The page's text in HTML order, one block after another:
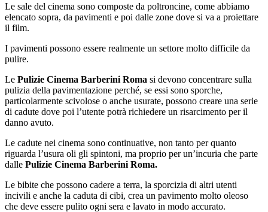
Le sale del cinema sono composte da poltroncine, come abbiamo
elencato sopra, da pavimenti e poi dalle zone dove si va a proiettare
il film.
I pavimenti possono essere realmente un settore molto difficile da
pulire.
Le Pulizie Cinema Barberini Roma si devono concentrare sulla
pulizia della pavimentazione perché, se essi sono sporche,
particolarmente scivolose o anche usurate, possono creare una serie
di cadute dove poi l’utente potrà richiedere un risarcimento per il
danno avuto.
Le cadute nei cinema sono continuative, non tanto per quanto
riguarda l’usura oli gli spintoni, ma proprio per un’incuria che parte
dalle Pulizie Cinema Barberini Roma.
Le bibite che possono cadere a terra, la sporcizia di altri utenti
incivili e anche la caduta di cibi, crea un pavimento molto oleoso
che deve essere pulito ogni sera e lavato in modo accurato.